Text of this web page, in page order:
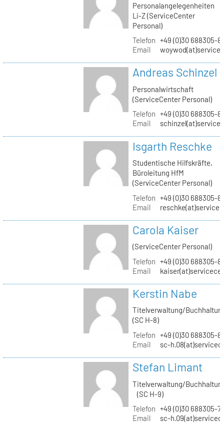
Personalangelegenheiten
Li-Z (ServiceCenter
Personal)
Telefon +49 (0)30 688305-
Email
Andreas Schinzel
Personalwirtschaft
(ServiceCenter Personal)
Telefon +49 (0)30 688305-
Email
Isgarth Reschke
Studentische Hilfskräfte,
Büroleitung HfM
(ServiceCenter Personal)
Telefon +49 (0)30 688305-
Email
Carola Kaiser
(ServiceCenter Personal)
Telefon +49 (0)30 688305-
Email
Kerstin Nabe
Titelverwaltung/
(SC H-8)
Telefon +49 (0)30 688305-
Email
sc-
Stefan Limant
Titelverwaltung/
(SC H-9)
Telefon +49 (0)30 688305-
Email
sc-